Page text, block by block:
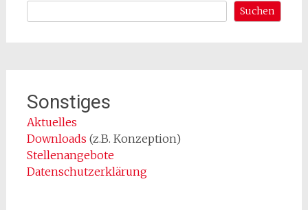
Suchen
Sonstiges
Aktuelles
Downloads (z.B. Konzeption)
Stellenangebote
Datenschutzerklärung